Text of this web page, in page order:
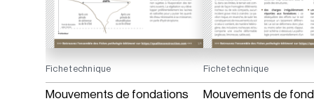
Fiche technique
Mouvements de fondations
Fiche technique
Mouvements de